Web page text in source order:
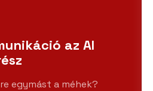
az AI
egymást a méhek?